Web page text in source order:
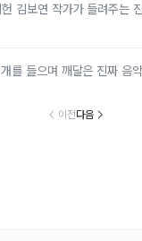
김보연 작가가 들려주는
를 들으며 깨달은 진짜 음
이전다음